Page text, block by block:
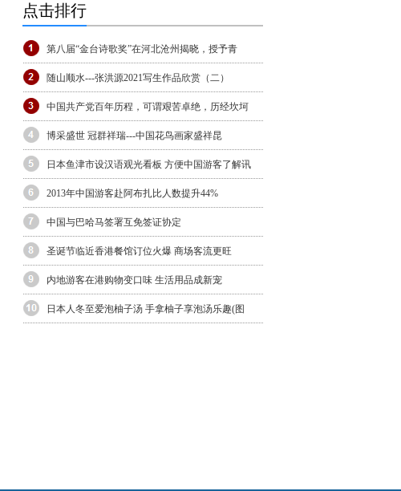
点击排行
第八届“金台诗歌奖”在河北沧州揭晓，授予青
随山顺水---张洪源2021写生作品欣赏（二）
中国共产党百年历程，可谓艰苦卓绝，历经坎坷
博采盛世 冠群祥瑞---中国花鸟画家盛祥昆
日本鱼津市设汉语观光看板 方便中国游客了解讯
2013年中国游客赴阿布扎比人数提升44%
中国与巴哈马签署互免签证协定
圣诞节临近香港餐馆订位火爆 商场客流更旺
内地游客在港购物变口味 生活用品成新宠
日本人冬至爱泡柚子汤 手拿柚子享泡汤乐趣(图